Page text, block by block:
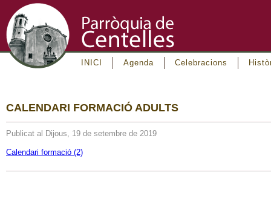
INICI Agenda Celebracions
CALENDARI FORMACIÓ ADULTS
Publicat al Dijous, 19 de setembre de 2019
Calendari formació (2)